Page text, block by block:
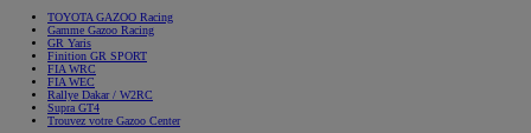
TOYOTA GAZOO Racing
Gamme Gazoo Racing
GR Yaris
Finition GR SPORT
FIA WRC
FIA WEC
Rallye Dakar / W2RC
Supra GT4
Trouvez votre Gazoo Center